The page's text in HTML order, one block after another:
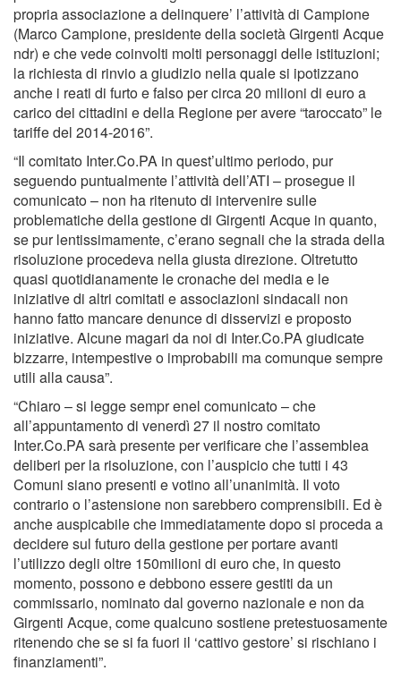
propria associazione a delinquere’ l’attività di Campione
(Marco Campione, presidente della società Girgenti Acque
ndr) e che vede coinvolti molti personaggi delle istituzioni;
la richiesta di rinvio a giudizio nella quale si ipotizzano
anche i reati di furto e falso per circa 20 milioni di euro a
carico dei cittadini e della Regione per avere “taroccato” le
tariffe del 2014-2016”.
“Il comitato Inter.Co.PA in quest’ultimo periodo, pur
seguendo puntualmente l’attività dell’ATI – prosegue il
comunicato – non ha ritenuto di intervenire sulle
problematiche della gestione di Girgenti Acque in quanto,
se pur lentissimamente, c’erano segnali che la strada della
risoluzione procedeva nella giusta direzione. Oltretutto
quasi quotidianamente le cronache dei media e le
iniziative di altri comitati e associazioni sindacali non
hanno fatto mancare denunce di disservizi e proposto
iniziative. Alcune magari da noi di Inter.Co.PA giudicate
bizzarre, intempestive o improbabili ma comunque sempre
utili alla causa”.
“Chiaro – si legge sempr enel comunicato – che
all’appuntamento di venerdì 27 il nostro comitato
Inter.Co.PA sarà presente per verificare che l’assemblea
deliberi per la risoluzione, con l’auspicio che tutti i 43
Comuni siano presenti e votino all’unanimità. Il voto
contrario o l’astensione non sarebbero comprensibili. Ed è
anche auspicabile che immediatamente dopo si proceda a
decidere sul futuro della gestione per portare avanti
l’utilizzo degli oltre 150milioni di euro che, in questo
momento, possono e debbono essere gestiti da un
commissario, nominato dal governo nazionale e non da
Girgenti Acque, come qualcuno sostiene pretestuosamente
ritenendo che se si fa fuori il ‘cattivo gestore’ si rischiano i
finanziamenti”.